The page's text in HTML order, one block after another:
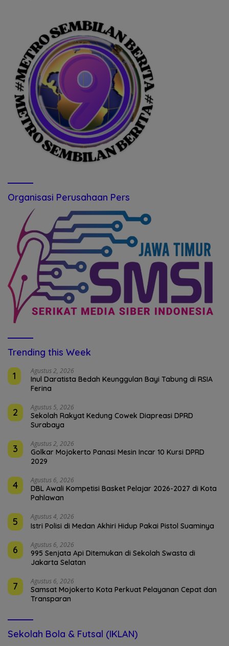
Organisasi Perusahaan Pers
Trending this Week
1
Agustus 2, 2026
Inul Daratista Bedah Keunggulan Bayi Tabung di RSIA
Ferina
2 Agustus 5, 2026
Sekolah Rakyat Kedung Cowek Diapreasi DPRD
Surabaya
3 Agustus 2, 2026
Golkar Mojokerto Panasi Mesin Incar 10 Kursi DPRD
2029
4 Agustus 6, 2026
DBL Awali Kompetisi Basket Pelajar 2026-2027 di Kota
Pahlawan
5 Agustus 4, 2026
Istri Polisi di Medan Akhiri Hidup Pakai Pistol Suaminya
6 Agustus 6, 2026
995 Senjata Api Ditemukan di Sekolah Swasta di
Jakarta Selatan
7 Agustus 6, 2026
Samsat Mojokerto Kota Perkuat Pelayanan Cepat dan
Transparan
Sekolah Bola & Futsal (IKLAN)